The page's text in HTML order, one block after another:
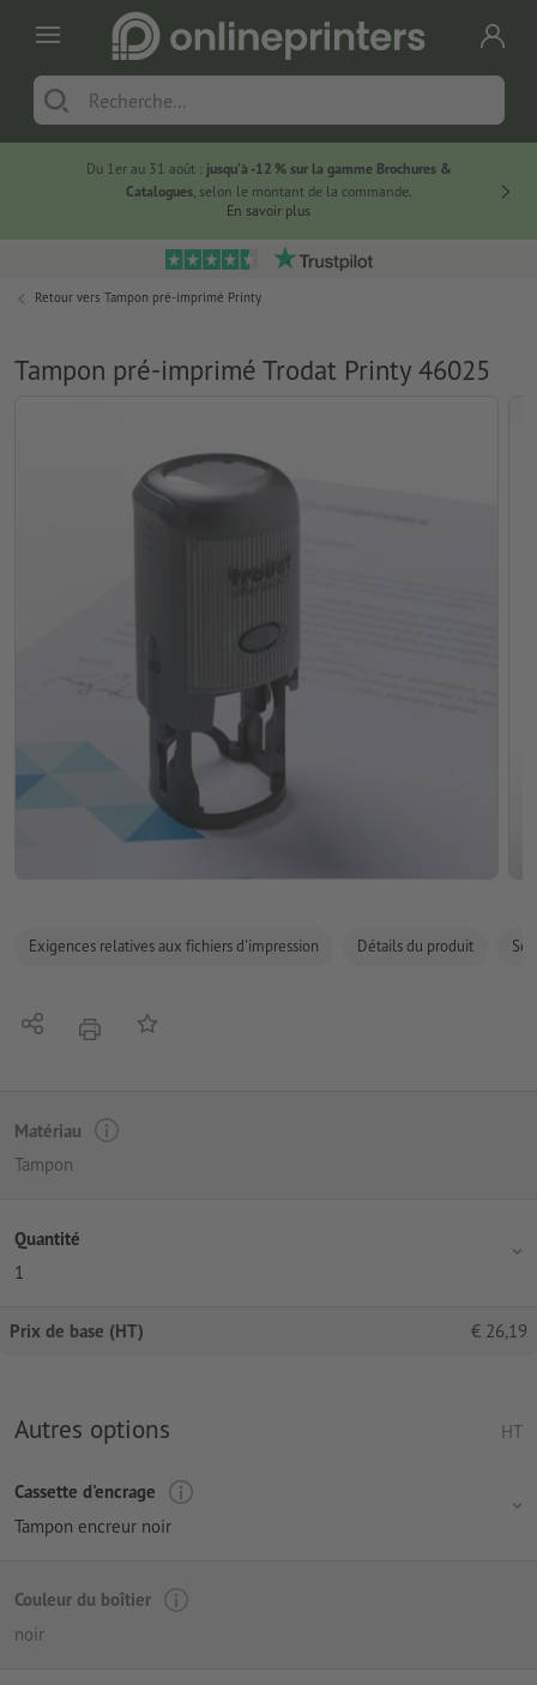
Du 1er au 31 août : jusqu’à -12 % sur la gamme Brochures &
Catalogues, selon le montant de la commande.
En savoir plus
Retour vers Tampon pré-imprimé Printy
Tampon pré-imprimé Trodat Printy 46025
Exigences relatives aux fichiers d'impression Détails du produit
PartagerimprimerAjouter à liste d'article
Matériau
Tampon
Quantité
1
Prix de base (HT) € 26,19
Autres options HT
Cassette d'encrage
Tampon encreur noir
Couleur du boîtier
noir